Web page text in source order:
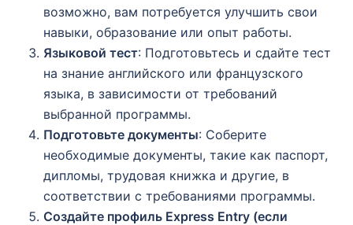
возможно, вам потребуется улучшить свои
навыки, образование или опыт работы.
Языковой тест: Подготовьтесь и сдайте тест
на знание английского или французского
языка, в зависимости от требований
выбранной программы.
Подготовьте документы: Соберите
необходимые документы, такие как паспорт,
дипломы, трудовая книжка и другие, в
соответствии с требованиями программы.
Создайте профиль Express Entry (если